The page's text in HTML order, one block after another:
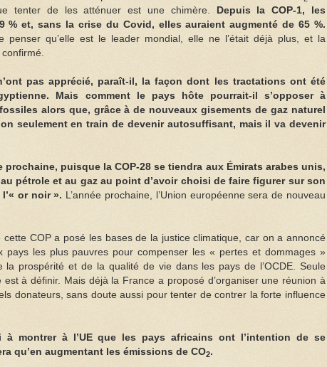
tenter de les atténuer est une chimère. Depuis la COP-1, les
% et, sans la crise du Covid, elles auraient augmenté de 65 %.
penser qu’elle est le leader mondial, elle ne l’était déjà plus, et la
pas apprécié, paraît-il, la façon dont les tractations ont été
Mais comment le pays hôte pourrait-il s’opposer à
alors que, grâce à de nouveaux gisements de gaz naturel
seulement en train de devenir autosuffisant, mais il va devenir
prochaine, puisque la COP-28 se tiendra aux Émirats arabes unis,
pétrole et au gaz au point d’avoir choisi de faire figurer sur son
or noir ». L’année prochaine, l’Union européenne sera de nouveau
COP a posé les bases de la justice climatique, car on a annoncé
pays les plus pauvres pour compenser les « pertes et dommages »
la prospérité et de la qualité de vie dans les pays de l’OCDE. Seule
est à définir. Mais déjà la France a proposé d’organiser une réunion à
donateurs, sans doute aussi pour tenter de contrer la forte influence
à montrer à l’UE que les pays africains ont l’intention de se
qu’en augmentant les émissions de CO2.